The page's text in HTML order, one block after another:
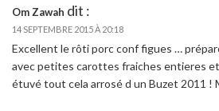
Om Zawah dit :
14 SEPTEMBRE 2015 À 20:18
Excellent le rôti porc conf figues …
avec petites carottes fraiches entieres
étuvé tout cela arrosé d un Buzet 2011 !